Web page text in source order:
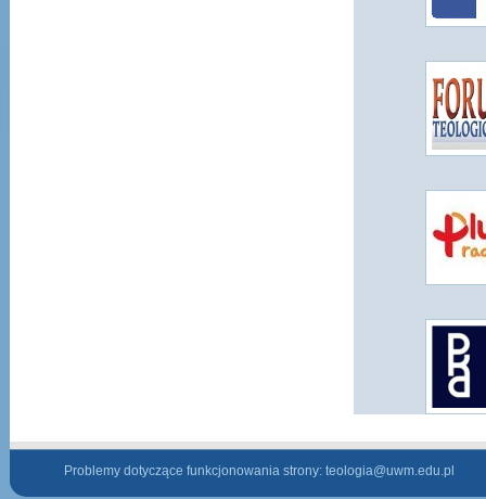
Problemy dotyczące funkcjonowania strony: teologia@uwm.edu.pl